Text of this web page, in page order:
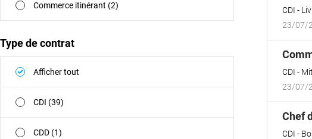
Commerce itinérant (2)
Type de contrat
Afficher tout
CDI (39)
CDD (1)
CDI
23/07/
CDI
23/07/
Chef
CDI